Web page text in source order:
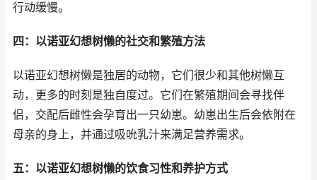
行动缓慢。
四：以诺亚幻想树懒的社交和繁殖方法
以诺亚幻想树懒是独居的动物，它们很少和其他树懒互
动，更多的时刻是独自度过。它们在繁殖期间会寻找伴
侣，交配后雌性会孕育出一只幼崽。幼崽出生后会依附在
母亲的身上，并通过吸吮乳汁来满足营养需求。
五：以诺亚幻想树懒的饮食习性和养护方式